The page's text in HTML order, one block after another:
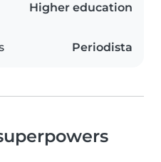
Higher education
Periodista